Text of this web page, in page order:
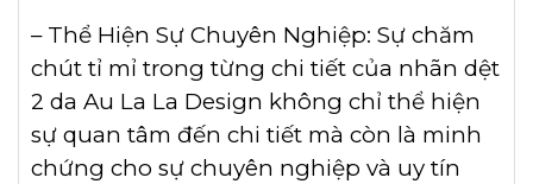
– Thể Hiện Sự Chuyên Nghiệp: Sự chăm
chút tỉ mỉ trong từng chi tiết của nhãn dệt
2 da Au La La Design không chỉ thể hiện
sự quan tâm đến chi tiết mà còn là minh
chứng cho sự chuyên nghiệp và uy tín